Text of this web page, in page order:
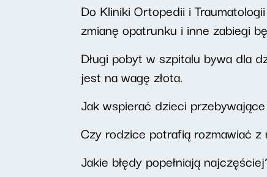
Do Kliniki Ortopedii i
zmianę opatrunku i inne zabiegi
Długi pobyt w szpitalu bywa dla
jest na wagę złota.
Jak wspierać dzieci
Czy rodzice potrafią rozmawiać z
Jakie błędy popełniają